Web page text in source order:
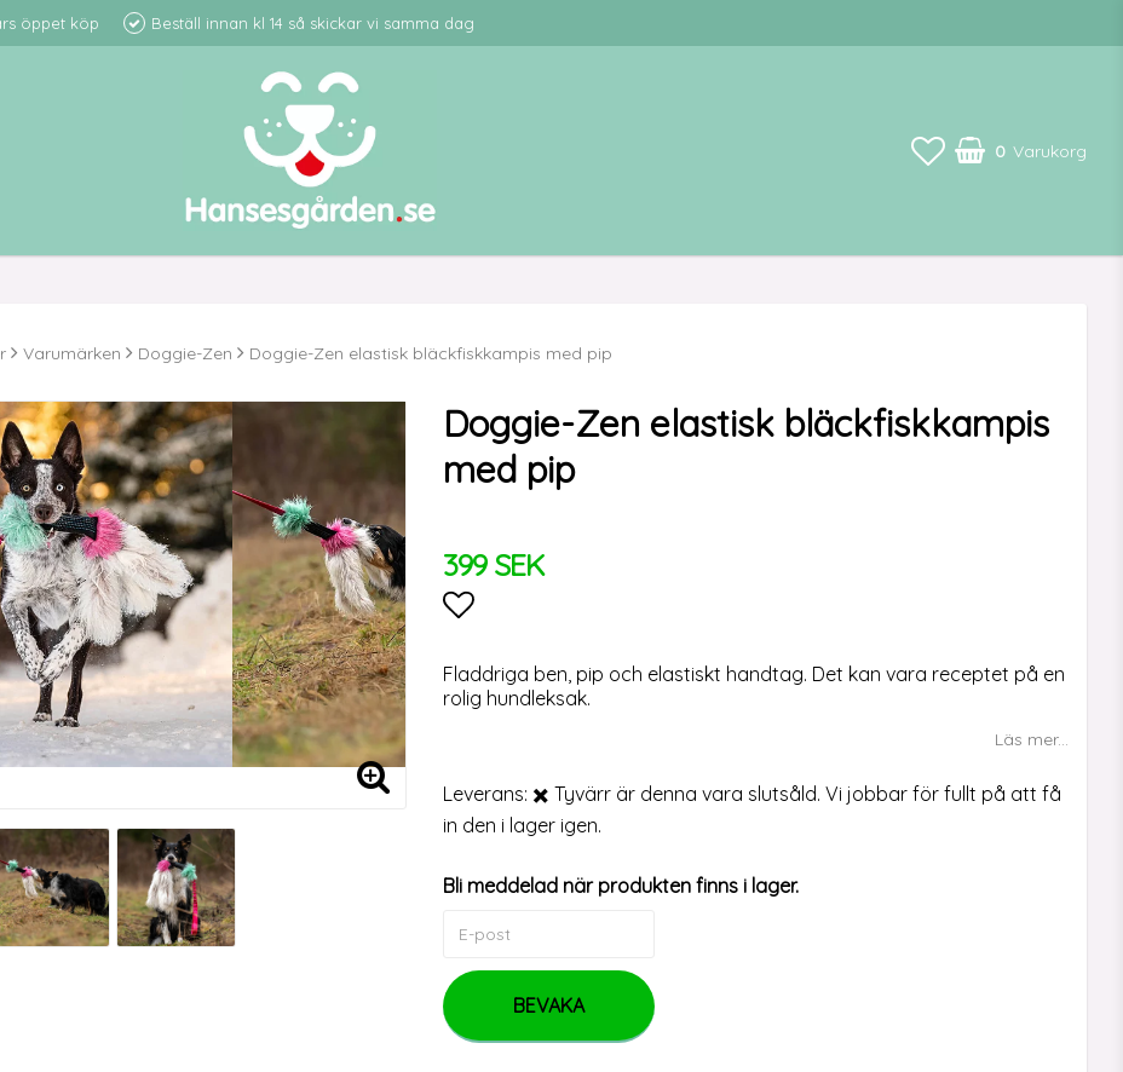
öppet köp Beställ innan kl 14 så skickar vi samma dag
0 Varukorg
Varumärken Doggie-Zen Doggie-Zen elastisk bläckfiskkampis med pip
Doggie-Zen elastisk bläckfiskkampis
med pip
399 SEK
Fladdriga ben, pip och elastiskt handtag. Det kan vara receptet på en
rolig hundleksak.
Läs mer...
Leverans: ✖️ Tyvärr är denna vara slutsåld. Vi jobbar för fullt på att få
in den i lager igen.
Bli meddelad när produkten finns i lager.
BEVAKA